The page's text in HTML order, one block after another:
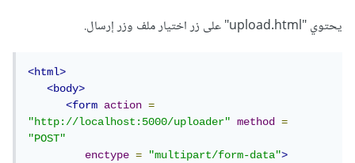
يحتوي "upload.html" على زر اختيار ملف وزر إرسال.
<html>
<body>
<form
action
=
"http://localhost:5000/uploader"
method
=
"POST"
enctype
= "multipart/form-data">